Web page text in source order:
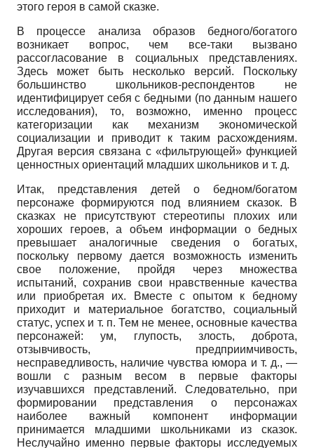
этого героя в самой сказке.
В процессе анализа образов бедного/богатого
возникает вопрос, чем все-таки вызвано
рассогласование в социальных представлениях.
Здесь может быть несколько версий. Поскольку
большинство школьников-респондентов не
идентифицирует себя с бедными (по данным нашего
исследования), то, возможно, именно процесс
категоризации как механизм экономической
социализации и приводит к таким расхождениям.
Другая версия связана с «фильтрующей» функцией
ценностных ориентаций младших школьников и т. д.
Итак, представления детей о бедном/богатом
персонаже формируются под влиянием сказок. В
сказках не присутствуют стереотипы плохих или
хороших героев, а объем информации о бедных
превышает аналогичные сведения о богатых,
поскольку первому дается возможность изменить
свое положение, пройдя через множества
испытаний, сохранив свои нравственные качества
или приобретая их. Вместе с опытом к бедному
приходит и материальное богатство, социальный
статус, успех и т. п. Тем не менее, основные качества
персонажей: ум, глупость, злость, доброта,
отзывчивость, предприимчивость,
несправедливость, наличие чувства юмора и т. д., —
вошли с разным весом в первые факторы
изучавшихся представлений. Следовательно, при
формировании представления о персонажах
наиболее важный компонент информации
принимается младшими школьниками из сказок.
Неслучайно именно первые факторы исследуемых